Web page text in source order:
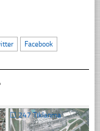
Facebook
☐247 Tıklanma